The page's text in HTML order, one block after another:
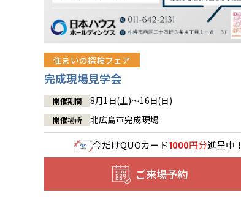
住まいの探検フェア
完成現場見学会
開催期間 8月1日(土)～16日(日)
開催場所 北広島市完成現場
今だけQUOカード1000円分進呈中！
ご来場予約